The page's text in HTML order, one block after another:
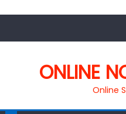
ONLINE
Online